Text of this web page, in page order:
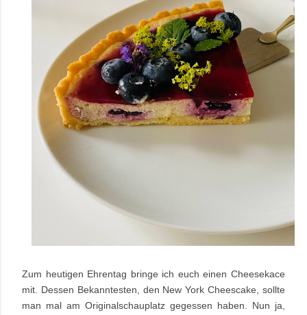
Zum heutigen Ehrentag bringe ich euch einen Cheesekace
mit. Dessen Bekanntesten, den New York Cheescake, sollte
man mal am Originalschauplatz gegessen haben. Nun ja,